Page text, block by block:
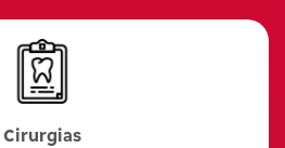
Cirurgias